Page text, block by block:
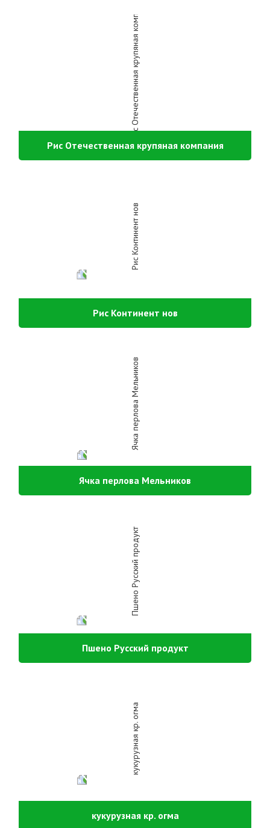
Рис Отечественная крупяная компания
Рис Континент нов
Ячка перлова Мельников
Пшено Русский продукт
кукурузная кр. огма